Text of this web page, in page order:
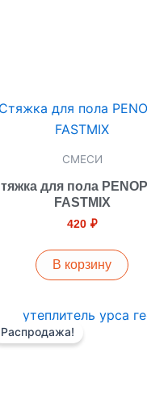
СМЕСИ
для пола
FASTMIX
420 ₽
В корзину
Распродажа!
цена